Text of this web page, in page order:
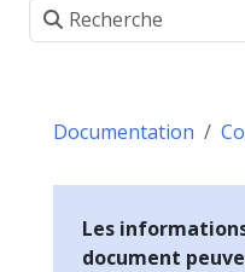
Documentation
Les
document